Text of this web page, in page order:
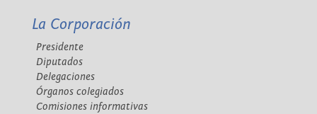
La Corporación
Presidente
Diputados
Delegaciones
Órganos colegiados
Comisiones informativas